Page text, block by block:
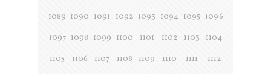
1089 1090 1091 1092 1093 1094 1095 1096
1097 1098 1099 1100 1101 1102 1103
1104
1105
1106 1107 1108 1109 1110 1111
1112